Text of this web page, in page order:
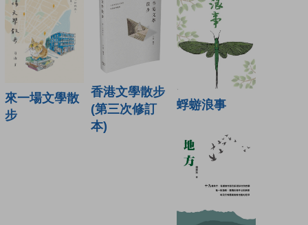
來一場文學散
步
香港文學散步
(第三次修訂
本)
蜉蝣浪事